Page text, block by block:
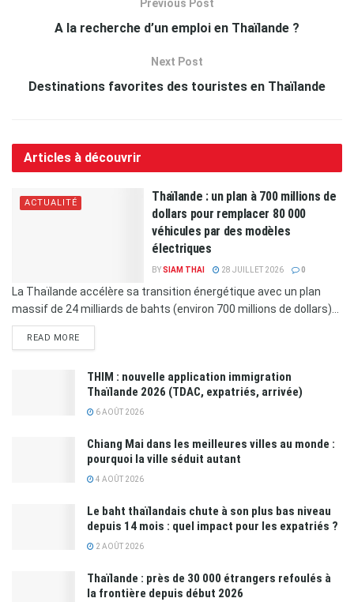
Previous Post
A la recherche d’un emploi en Thaïlande ?
Next Post
Destinations favorites des touristes en Thaïlande
Articles à découvrir
ACTUALITÉ
Thaïlande : un plan à 700 millions de
dollars pour remplacer 80 000
véhicules par des modèles
électriques
BYSIAM THAI 28 JUILLET 2026 0
La Thaïlande accélère sa transition énergétique avec un plan
massif de 24 milliards de bahts (environ 700 millions de dollars)...
READ MORE
THIM : nouvelle application immigration
Thaïlande 2026 (TDAC, expatriés, arrivée)
6 AOÛT 2026
Chiang Mai dans les meilleures villes au monde :
pourquoi la ville séduit autant
4 AOÛT 2026
Le baht thaïlandais chute à son plus bas niveau
depuis 14 mois : quel impact pour les expatriés ?
2 AOÛT 2026
Thaïlande : près de 30 000 étrangers refoulés à
la frontière depuis début 2026